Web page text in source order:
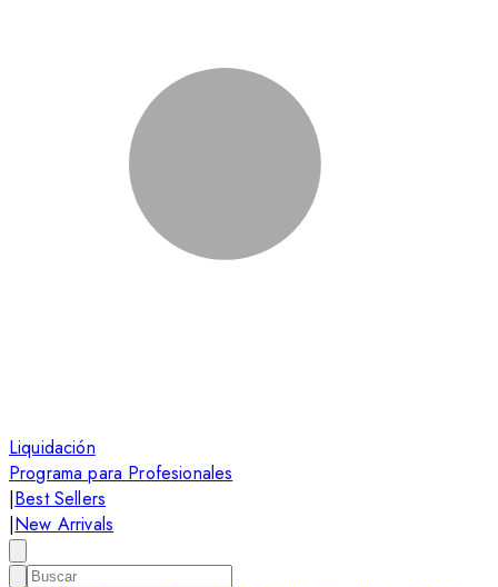
Liquidación
Programa para Profesionales
|Best Sellers
|New Arrivals